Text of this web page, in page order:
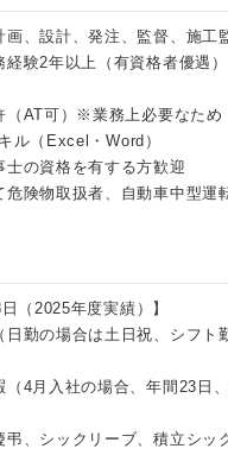
画、設計、発注、監督、施工
験2年以上（有資格者優遇）
（AT可）※業務上必要なため
ル（Excel・Word）
士の資格を有する方歓迎
危険物取扱者、自動車中型運
（2025年度実績）】
勤の場合は土日祝、シフト
4月入社の場合、年間23日
、シックリーブ、積立シッ